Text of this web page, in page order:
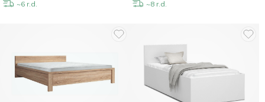
~6 r.d. ~8 r.d.